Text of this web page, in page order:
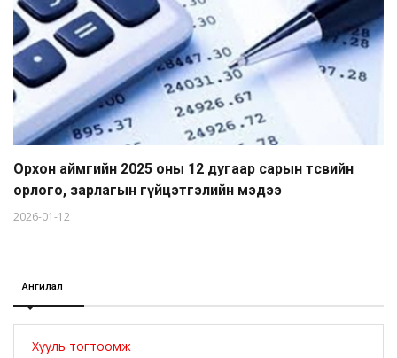
Орхон аймгийн 2025 оны 12 дугаар сарын төсвийн
орлого, зарлагын гүйцэтгэлийн мэдээ
2026-01-12
Ангилал
Хууль тогтоомж